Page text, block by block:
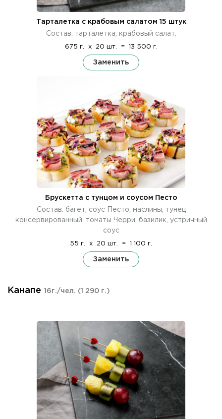
Тарталетка с крабовым салатом 15 штук
Состав: тарталетка, крабовый салат.
675 г. x 20 шт. = 13 500 г.
Заменить
Брускетта с тунцом и соусом Песто
Состав: багет, соус Песто, маслины, тунец
консервированный, томаты Черри, базилик, устричный
соус
55 г. x 20 шт. = 1 100 г.
Заменить
Канапе 16г./чел. (1 290 г.)